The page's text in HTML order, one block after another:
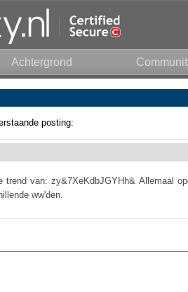
Achtergrond
posting:
trend van: zy&7XeKdbJGYHh& Allemaal
ww'den.